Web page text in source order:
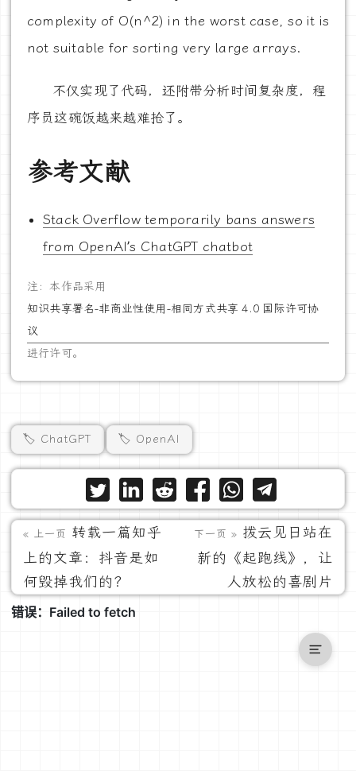
complexity of O(n^2) in the worst case, so it is
not suitable for sorting very large arrays.
不仅实现了代码，还附带分析时间复杂度，程
序员这碗饭越来越难抢了。
参考文献
Stack Overflow temporarily bans answers
from OpenAI’s ChatGPT chatbot
注：本作品采用
知识共享署名-非商业性使用-相同方式共享 4.0 国际许可协
议
进行许可。
🏷️ ChatGPT 🏷️ OpenAI
« 上一页 转载一篇知乎
上的文章：抖音是如
何毁掉我们的？
下一页 » 拨云见日站在
新的《起跑线》，让
人放松的喜剧片